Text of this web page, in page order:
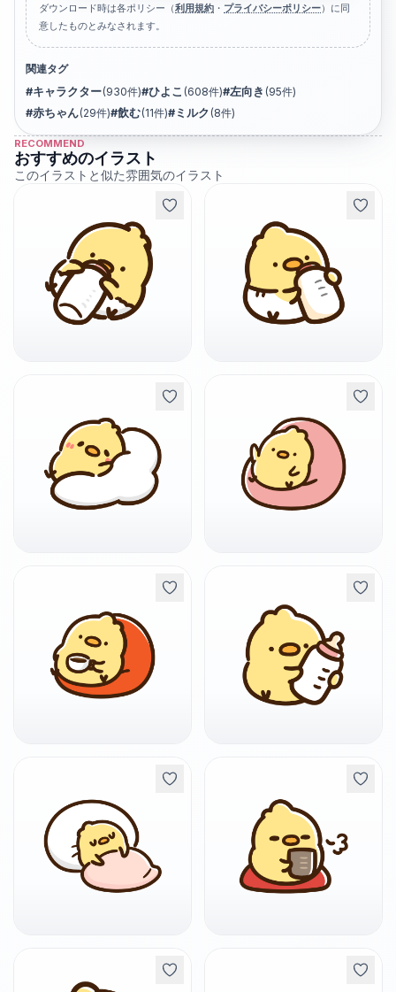
ダウンロード時は各ポリシー（利用規約 ・ プライバシーポリシー）に同
意したものとみなされます。
関連タグ
#キャラクター(930件)#ひよこ (608件)#左向き (95件)
#赤ちゃん(29件)#飲む(11件)# ミルク (8件)
RECOMMEND
おすすめのイラスト
このイラストと似た雰囲気のイラスト